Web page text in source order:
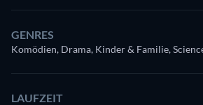
GENRES
Komödien, Drama, Kinder & Familie,
LAUFZEIT